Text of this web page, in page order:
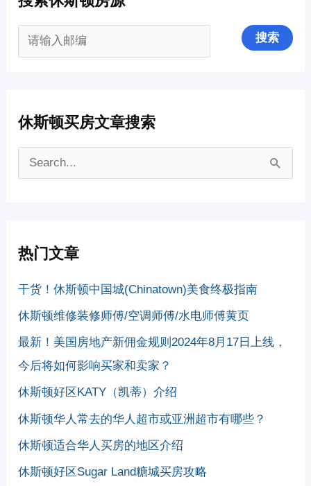
休斯顿买房文章搜索
热门文章
干货！休斯顿中国城(Chinatown)美食终极指南
休斯顿维修装修师傅/空调师傅/水电师傅黄页
最新！美国房地产新佣金规则2024年8月17日上线，
今后将如何影响买家和卖家？
休斯顿好区KATY（凯蒂）介绍
休斯顿华人常去的华人超市或亚洲超市有哪些？
休斯顿适合华人买房的地区介绍
休斯顿好区Sugar Land糖城买房攻略